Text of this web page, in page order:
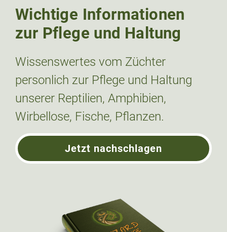
Wichtige Informationen
zur Pflege und Haltung
Wissenswertes vom Züchter
personlich zur Pflege und Haltung
unserer Reptilien, Amphibien,
Wirbellose, Fische, Pflanzen.
Jetzt nachschlagen